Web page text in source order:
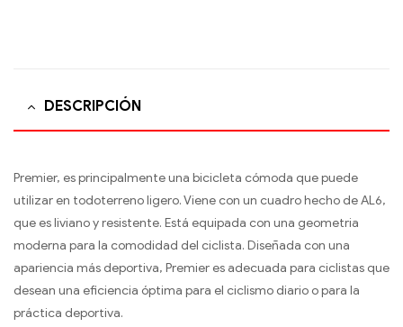
DESCRIPCIÓN
Premier, es principalmente una bicicleta cómoda que puede
utilizar en todoterreno ligero. Viene con un cuadro hecho de AL6,
que es liviano y resistente. Está equipada con una geometr­ia
moderna para la comodidad del ciclista. Diseñada con una
apariencia más deportiva, Premier es adecuada para ciclistas que
desean una eficiencia óptima para el ciclismo diario o para la
práctica deportiva.